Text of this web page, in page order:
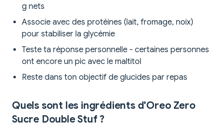
g nets
Associe avec des protéines (lait, fromage, noix)
pour stabiliser la glycémie
Teste ta réponse personnelle - certaines personnes
ont encore un pic avec le maltitol
Reste dans ton objectif de glucides par repas
Quels sont les ingrédients d'Oreo Zero
Sucre Double Stuf ?